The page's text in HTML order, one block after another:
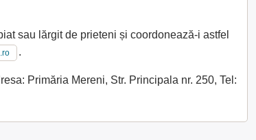
sau lărgit de prieteni și coordonează-i astfel
.
Primăria Mereni, Str. Principala nr. 250, Tel: